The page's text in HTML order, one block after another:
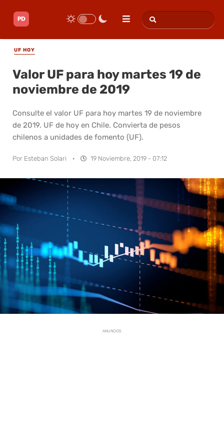
UF HOY
Valor UF para hoy martes 19 de
noviembre de 2019
Consulte el valor UF para hoy martes 19 de noviembre
de 2019. UF de hoy en Chile. Convierta de pesos
chilenos a unidades de fomento (UF).
Por Esteban Solari · 19 Noviembre, 2019 - 07:12
ANUNCIOS